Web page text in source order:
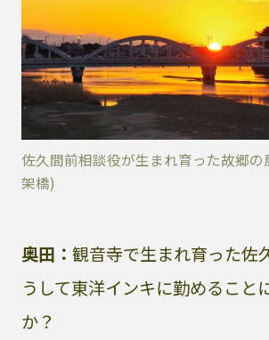
佐久間前相談役が生まれ育った故郷の
架橋)
奥田： 観音寺で生まれ育った佐
うして東洋インキに勤めること
か？